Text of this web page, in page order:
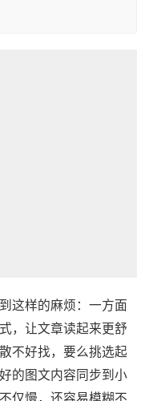
这样的麻烦：一方面
，让文章读起来更舒
不好找，要么挑选起
的图文内容同步到小